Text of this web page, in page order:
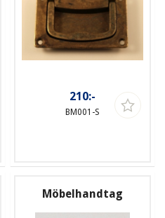
210:-
BM001-S
Möbelhandtag